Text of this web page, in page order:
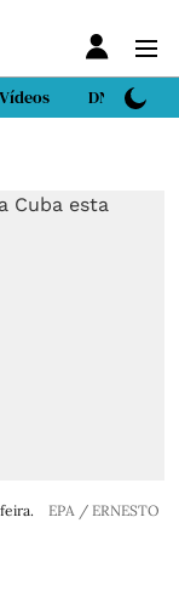
Vídeos DN Sport
EPA / ERNESTO